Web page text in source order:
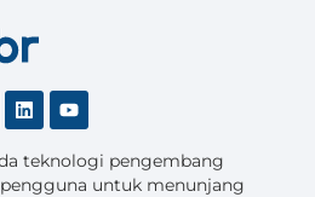
teknologi pengembang
untuk menunjang